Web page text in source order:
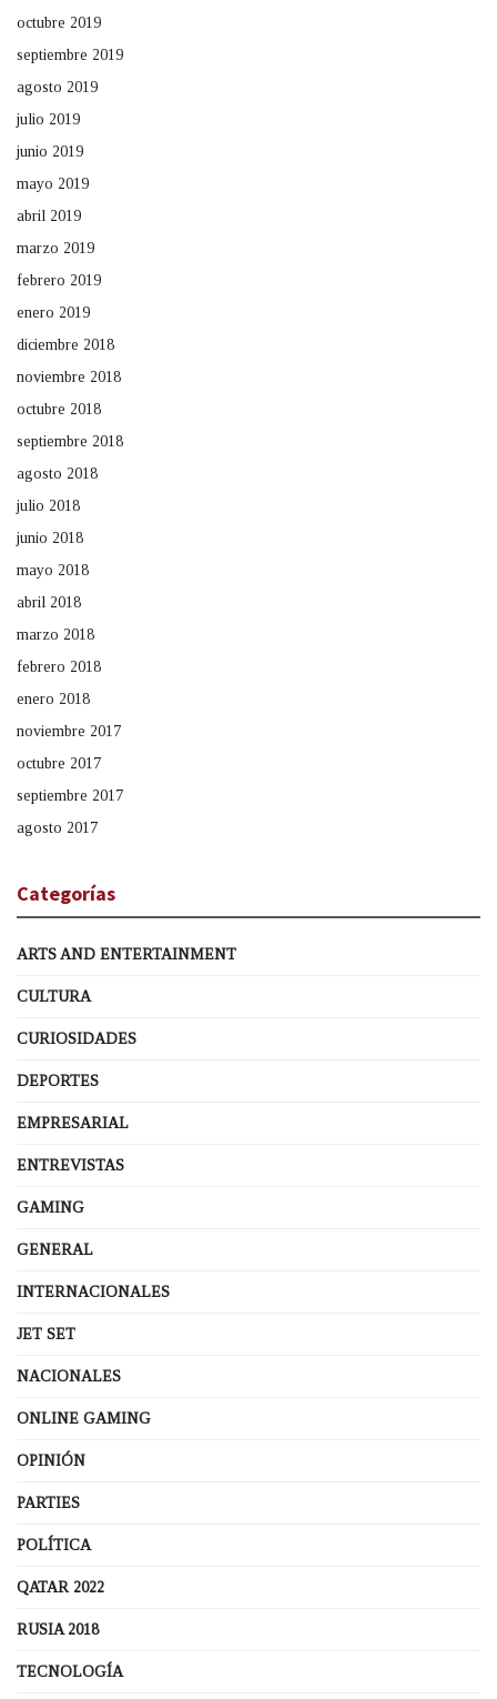
octubre 2019
septiembre 2019
agosto 2019
julio 2019
junio 2019
mayo 2019
abril 2019
marzo 2019
febrero 2019
enero 2019
diciembre 2018
noviembre 2018
octubre 2018
septiembre 2018
agosto 2018
julio 2018
junio 2018
mayo 2018
abril 2018
marzo 2018
febrero 2018
enero 2018
noviembre 2017
octubre 2017
septiembre 2017
agosto 2017
Categorías
ARTS AND ENTERTAINMENT
CULTURA
CURIOSIDADES
DEPORTES
EMPRESARIAL
ENTREVISTAS
GAMING
GENERAL
INTERNACIONALES
JET SET
NACIONALES
ONLINE GAMING
OPINIÓN
PARTIES
POLÍTICA
QATAR 2022
RUSIA 2018
TECNOLOGÍA